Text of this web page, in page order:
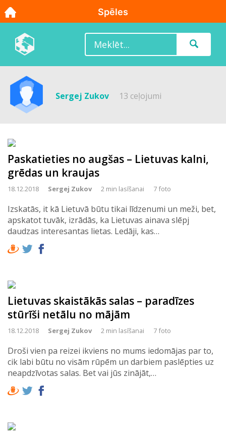
Sergej Zukov 13 ceļojumi
Paskatieties no augšas – Lietuvas kalni,
grēdas un kraujas
18.12.2018 Sergej Zukov 2 min lasīšanai 7 foto
Izskatās, it kā Lietuvā būtu tikai līdzenumi un meži, bet,
apskatot tuvāk, izrādās, ka Lietuvas ainava slēpj
daudzas interesantas lietas. Ledāji, kas…
Lietuvas skaistākās salas – paradīzes
stūrīši netālu no mājām
18.12.2018 Sergej Zukov 2 min lasīšanai 7 foto
Droši vien pa reizei ikviens no mums iedomājas par to,
cik labi būtu no visām rūpēm un darbiem paslēpties uz
neapdzīvotas salas. Bet vai jūs zinājāt,…